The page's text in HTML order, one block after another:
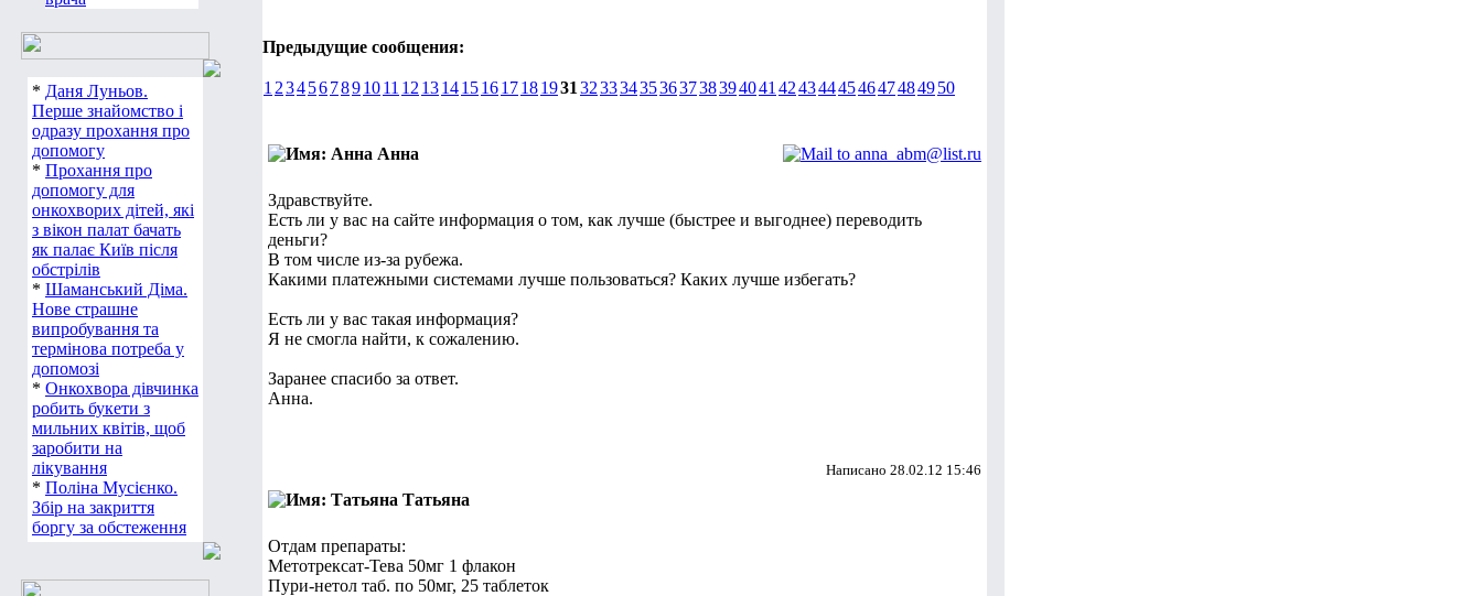
* Даня Луньов.
Перше знайомство і
одразу прохання про
допомогу
* Прохання про
допомогу для
онкохворих дітей, які
з вікон палат бачать
як палає Київ після
обстрілів
* Шаманський Діма.
Нове страшне
випробування та
термінова потреба у
допомозі
* Онкохвора дівчинка
робить букети з
мильних квітів, щоб
заробити на
лікування
* Поліна Мусієнко.
Збір на закриття
боргу за обстеження
Предыдущие сообщения:
1 234567891011 12 1314151617181931 32333435363738394041 424344454647484950
Анна
Здравствуйте.
Есть ли у вас на сайте информация о том, как лучше (быстрее и выгоднее) переводить
деньги?
В том числе из-за рубежа.
Какими платежными системами лучше пользоваться? Каких лучше избегать?
Есть ли у вас такая информация?
Я не смогла найти, к сожалению.
Заранее спасибо за ответ.
Анна.
Написано 28.02.12 15:46
Татьяна
Отдам препараты:
Метотрексат-Тева 50мг 1 флакон
Пури-нетол таб. по 50мг, 25 таблеток